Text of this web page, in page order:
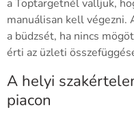
a Toptargetnél valljuk,
manuálisan kell végezni.
a büdzsét, ha nincs
érti az üzleti
A helyi
piacon